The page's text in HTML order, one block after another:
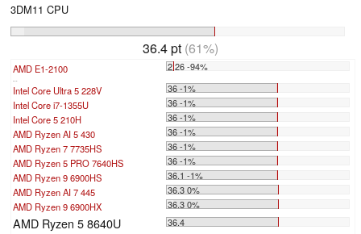
3DM11 CPU
36.4 pt (61%)
AMD E1-2100 2.26 -94%
Intel Core Ultra 5 228V
36 -1%
Intel Core i7-1355U
36 -1%
Intel Core 5 210H
36 -1%
AMD Ryzen AI 5 430
36 -1%
AMD Ryzen 7 7735HS
36 -1%
AMD Ryzen 5 PRO 7640HS
36 -1%
AMD Ryzen 9 6900HS
36.1 -1%
AMD Ryzen AI 7 445
36.3 0%
AMD Ryzen 9 6900HX
36.3 0%
AMD Ryzen 5 8640U
36.4